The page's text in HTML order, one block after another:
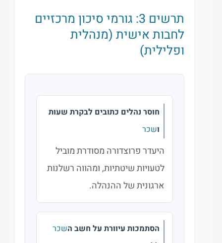
תרשים 3: גורמי סיכון מרכזיים
לחבות אישית (מנהלית
ופלילית)
חוסר נהלים כתובים לבקרת שעות
ושכר
היעדר פרוצדורה מסודרת מוביל
לטעויות שיטתיות, ומהווה רשלנות
ארגונית של ההנהלה.
הסתמכות עיוורת על חשב השכר